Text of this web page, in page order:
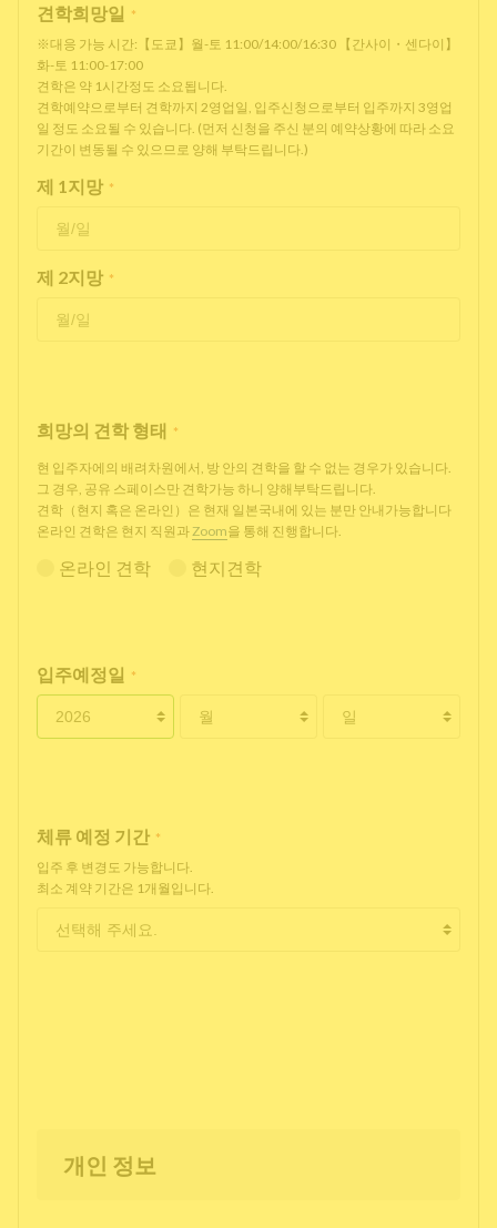
견학희망일 *
※대응 가능 시간:【도쿄】월-토 11:00/14:00/16:30 【간사이・센다이】
화-토 11:00-17:00
견학은 약 1시간정도 소요됩니다.
견학예약으로부터 견학까지 2영업일, 입주신청으로부터 입주까지 3영업
일 정도 소요될 수 있습니다. (먼저 신청을 주신 분의 예약상황에 따라 소요
기간이 변동될 수 있으므로 양해 부탁드립니다.)
제 1지망 *
제 2지망 *
희망의 견학 형태 *
현 입주자에의 배려차원에서, 방 안의 견학을 할 수 없는 경우가 있습니다.
그 경우, 공유 스페이스만 견학가능 하니 양해부탁드립니다.
견학（현지 혹은 온라인）은 현재 일본국내에 있는 분만 안내가능합니다
온라인 견학은 현지 직원과Zoom을 통해 진행합니다.
온라인 견학 현지견학
입주예정일 *
체류 예정 기간 *
입주 후 변경도 가능합니다.
최소 계약 기간은 1개월입니다.
개인 정보